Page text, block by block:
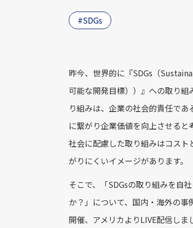
SDGs
昨今、世界的に『SDGs（
可能な開発目標））』への取り組
り組みは、企業の社会的責任で
に繋がり企業価値を向上させる
社会に配慮した取り組みはコス
がりにくいイメージがあります。
そこで、「SDGsの取り組みを自
か？」について、国内・海外の
開催、アメリカよりLIVE配信しま